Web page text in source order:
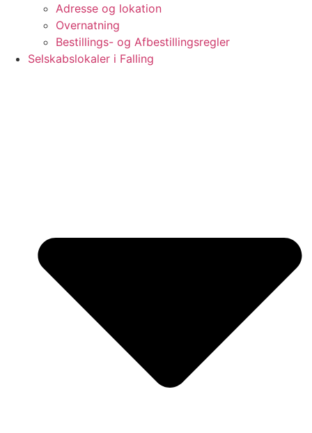
Adresse og lokation
Overnatning
Bestillings- og Afbestillingsregler
Selskabslokaler i Falling